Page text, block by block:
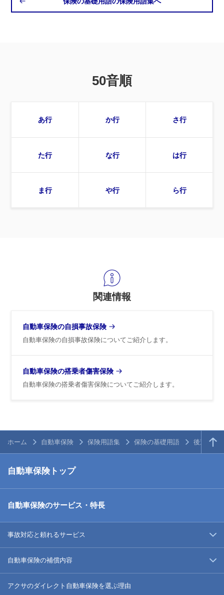
50音順
あ行 か行 さ行
た行 な行 は行
ま行 や行 ら行
関連情報
自動車保険の自損事故保険
自動車保険の自損事故保険についてご紹介します。
自動車保険の搭乗者傷害保険
自動車保険の搭乗者傷害保険についてご紹介します。
ホーム 自動車保険 保険用語集 保険の基礎用語 後遺障害
自動車保険トップ
自動車保険のサービス・特長
事故対応と頼れるサービス
自動車保険の補償内容
アクサのダイレクト自動車保険を選ぶ理由